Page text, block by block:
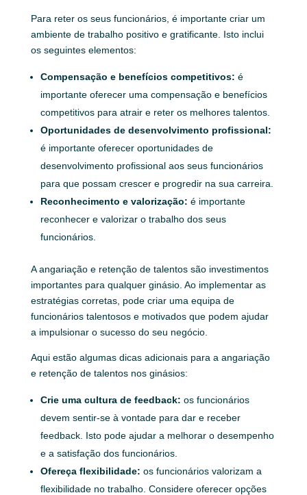
Para reter os seus funcionários, é importante criar um
ambiente de trabalho positivo e gratificante. Isto inclui
os seguintes elementos:
Compensação e benefícios competitivos: é
importante oferecer uma compensação e benefícios
competitivos para atrair e reter os melhores talentos.
Oportunidades de desenvolvimento profissional:
é importante oferecer oportunidades de
desenvolvimento profissional aos seus funcionários
para que possam crescer e progredir na sua carreira.
Reconhecimento e valorização: é importante
reconhecer e valorizar o trabalho dos seus
funcionários.
A angariação e retenção de talentos são investimentos
importantes para qualquer ginásio. Ao implementar as
estratégias corretas, pode criar uma equipa de
funcionários talentosos e motivados que podem ajudar
a impulsionar o sucesso do seu negócio.
Aqui estão algumas dicas adicionais para a angariação
e retenção de talentos nos ginásios:
Crie uma cultura de feedback: os funcionários
devem sentir-se à vontade para dar e receber
feedback. Isto pode ajudar a melhorar o desempenho
e a satisfação dos funcionários.
Ofereça flexibilidade: os funcionários valorizam a
flexibilidade no trabalho. Considere oferecer opções